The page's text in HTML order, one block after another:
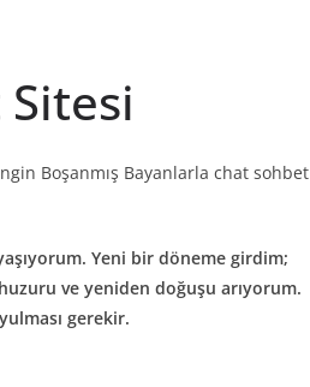
Boşanmış Bayanlarla chat sohbet
Yeni bir döneme girdim;
ve yeniden doğuşu arıyorum.
gerekir.